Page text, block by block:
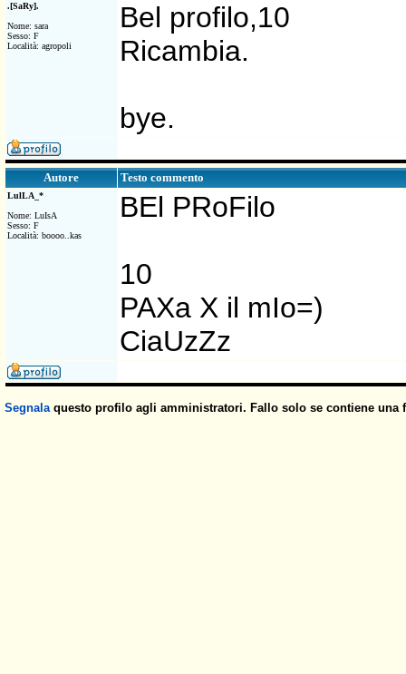
.[SaRy].
Nome: sara
Sesso: F
Località: agropoli
Bel profilo,10
Ricambia.
bye.
Autore Testo commento
LulLA_*
Nome: LuIsA
Sesso: F
Località: boooo..kas
BEl PRoFilo
10
PAXa X il mIo=)
CiaUzZz
Segnalaquesto profilo agli amministratori. Fallo solo se contiene una